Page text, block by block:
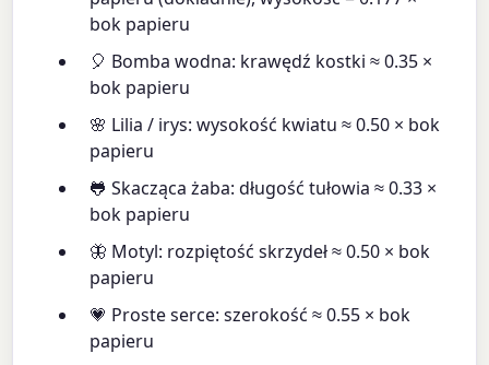
bok papieru
🎈 Bomba wodna: krawędź kostki ≈ 0.35 ×
bok papieru
🌸 Lilia / irys: wysokość kwiatu ≈ 0.50 × bok
papieru
🐸 Skacząca żaba: długość tułowia ≈ 0.33 ×
bok papieru
🦋 Motyl: rozpiętość skrzydeł ≈ 0.50 × bok
papieru
💗 Proste serce: szerokość ≈ 0.55 × bok
papieru